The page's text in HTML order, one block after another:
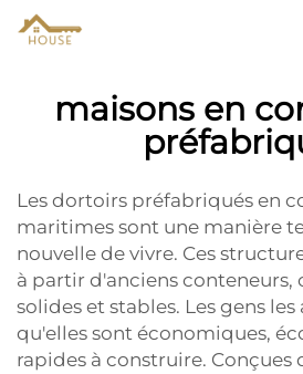
maisons en
Les dortoirs préfabriqués en
maritimes sont une manière
nouvelle de vivre. Ces
à partir d'anciens conteneurs,
solides et stables. Les gens
qu'elles sont économiques,
rapides à construire. Conçues